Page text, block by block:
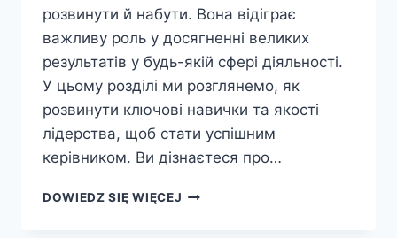
розвинути й набути. Вона відіграє
важливу роль у досягненні великих
результатів у будь-якій сфері діяльності.
У цьому розділі ми розглянемо, як
розвинути ключові навички та якості
лідерства, щоб стати успішним
керівником. Ви дізнаєтеся про…
DOWIEDZ SIĘ WIĘCEJ ЛІДЕРСТВО: